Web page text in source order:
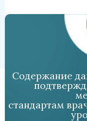
Содержание
стандартам